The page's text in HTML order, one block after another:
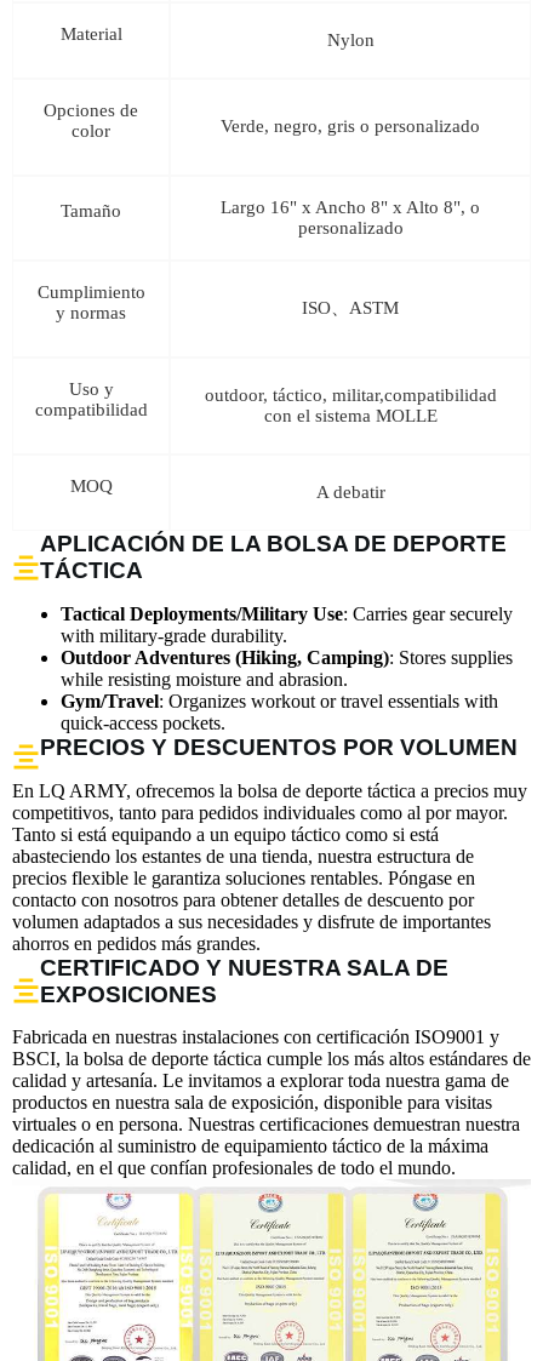
Material Nylon
Opciones de
color
Verde, negro, gris o personalizado
Tamaño
Largo 16" x Ancho 8" x Alto 8", o
personalizado
Cumplimiento
y normas
ISO、ASTM
Uso y
compatibilidad
outdoor, táctico, militar,compatibilidad
con el sistema MOLLE
MOQ A debatir
APLICACIÓN DE LA BOLSA DE DEPORTE
TÁCTICA
Tactical Deployments/Military Use: Carries gear securely
with military-grade durability.
Outdoor Adventures (Hiking, Camping): Stores supplies
while resisting moisture and abrasion.
Gym/Travel: Organizes workout or travel essentials with
quick-access pockets.
PRECIOS Y DESCUENTOS POR VOLUMEN
En LQ ARMY, ofrecemos la bolsa de deporte táctica a precios muy
competitivos, tanto para pedidos individuales como al por mayor.
Tanto si está equipando a un equipo táctico como si está
abasteciendo los estantes de una tienda, nuestra estructura de
precios flexible le garantiza soluciones rentables. Póngase en
contacto con nosotros para obtener detalles de descuento por
volumen adaptados a sus necesidades y disfrute de importantes
ahorros en pedidos más grandes.
CERTIFICADO Y NUESTRA SALA DE
EXPOSICIONES
Fabricada en nuestras instalaciones con certificación ISO9001 y
BSCI, la bolsa de deporte táctica cumple los más altos estándares de
calidad y artesanía. Le invitamos a explorar toda nuestra gama de
productos en nuestra sala de exposición, disponible para visitas
virtuales o en persona. Nuestras certificaciones demuestran nuestra
dedicación al suministro de equipamiento táctico de la máxima
calidad, en el que confían profesionales de todo el mundo.